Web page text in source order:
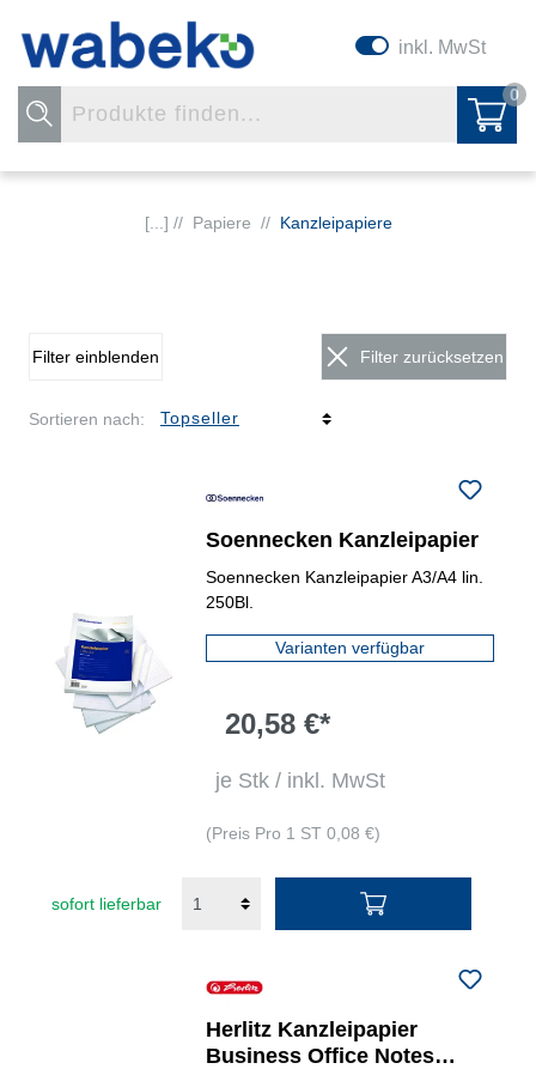
inkl. MwSt
0
[...] // Papiere // Kanzleipapiere
Filter einblenden Filter zurücksetzen
Sortieren nach:
Soennecken Kanzleipapier
Soennecken Kanzleipapier A3/A4 lin.
250Bl.
Varianten verfügbar
20,58 €*
je Stk / inkl. MwSt
(Preis Pro 1 ST 0,08 €)
sofort lieferbar
Herlitz Kanzleipapier
Business Office Notes